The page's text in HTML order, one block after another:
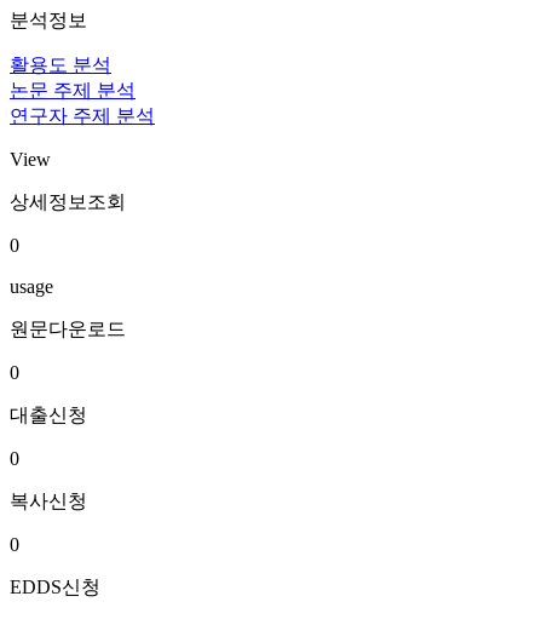
분석정보
활용도 분석
논문 주제 분석
연구자 주제 분석
View
상세정보조회
0
usage
원문다운로드
0
대출신청
0
복사신청
0
EDDS신청